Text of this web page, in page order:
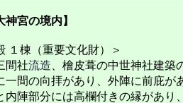
神宮の境内】
１棟（重要文化財）＞
間社流造 、檜皮葺の中世神社建築
間の向拝があり、外陣に前庇が
陣部分には高欄付きの縁があり